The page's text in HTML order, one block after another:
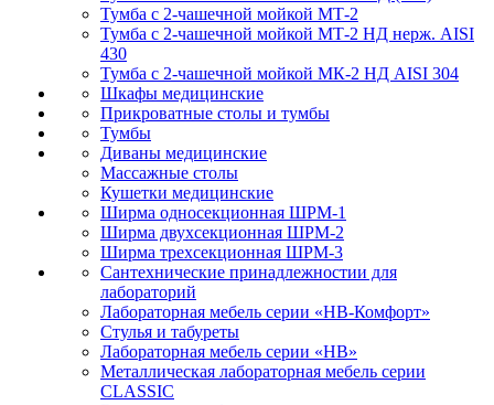
Тумба с 2-чашечной мойкой МТ-2
Тумба с 2-чашечной мойкой МТ-2 НД нерж. AISI
430
Тумба с 2-чашечной мойкой МК-2 НД AISI 304
Шкафы медицинские
Прикроватные столы и тумбы
Тумбы
Диваны медицинские
Массажные столы
Кушетки медицинские
Ширма односекционная ШРМ-1
Ширма двухсекционная ШРМ-2
Ширма трехсекционная ШРМ-3
Сантехнические принадлежностии для
лабораторий
Лабораторная мебель серии «НВ-Комфорт»
Стулья и табуреты
Лабораторная мебель серии «НВ»
Металлическая лабораторная мебель серии
CLASSIC